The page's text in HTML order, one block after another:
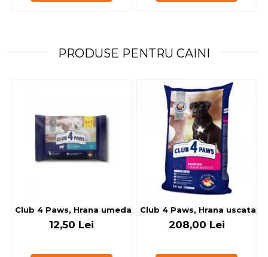
PRODUSE PENTRU CAINI
Club 4 Paws, Hrana umeda caini - cu miel, set 5+1, 6x80 g
12,50 Lei
Club 4 Paws, Hrana uscata
208,00 Lei